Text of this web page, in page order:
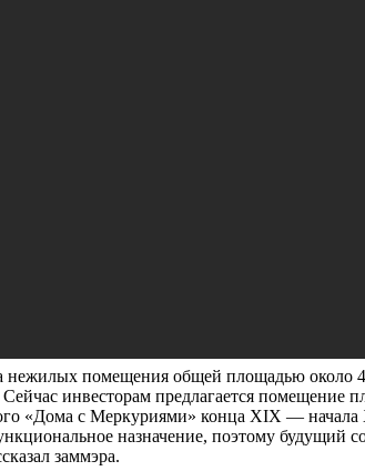
нежилых помещения общей площадью около
инвесторам предлагается помещение
«Дома с Меркуриями» конца XIX — начала
назначение, поэтому будущий
заммэра.